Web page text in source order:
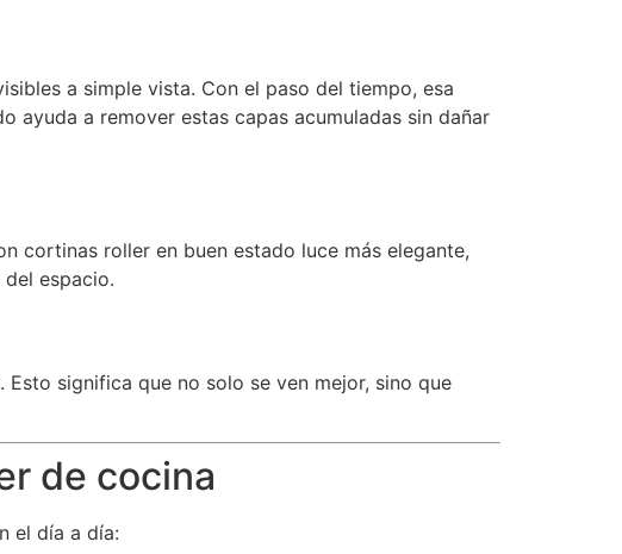
a simple vista. Con el paso del tiempo, esa
a remover estas capas acumuladas sin dañar
cortinas roller en buen estado luce más elegante,
espacio.
significa que no solo se ven mejor, sino que
de cocina
el día a día: